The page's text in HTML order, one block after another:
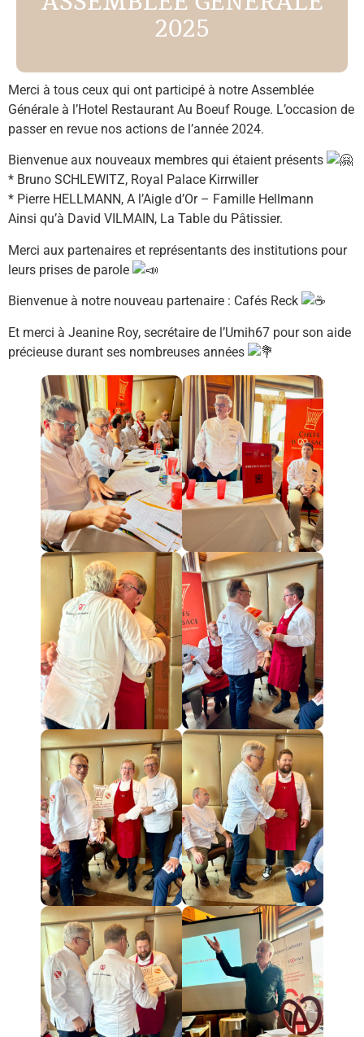
2025
Merci à tous ceux qui ont participé à notre Assemblée
Générale à l’Hotel Restaurant Au Boeuf Rouge. L’occasion de
passer en revue nos actions de l’année 2024.
Bienvenue aux nouveaux membres qui étaient présents
* Bruno SCHLEWITZ, Royal Palace Kirrwiller
* Pierre HELLMANN, A l’Aigle d’Or – Famille Hellmann
Ainsi qu’à David VILMAIN, La Table du Pâtissier.
Merci aux partenaires et représentants des institutions pour
leurs prises de parole
Bienvenue à notre nouveau partenaire : Cafés Reck
Et merci à Jeanine Roy, secrétaire de l’Umih67 pour son aide
précieuse durant ses nombreuses années